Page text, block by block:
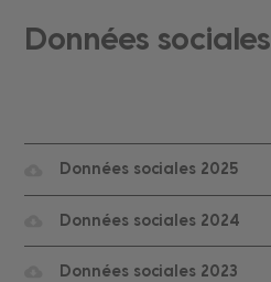
Données sociales
Données sociales 2025
Données sociales 2024
Données sociales 2023